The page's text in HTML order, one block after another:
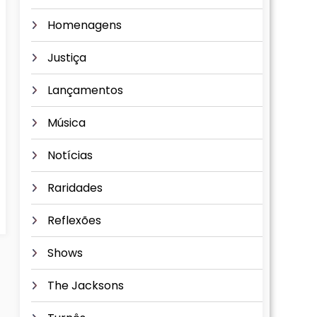
Homenagens
Justiça
Lançamentos
Música
Notícias
Raridades
Reflexões
Shows
The Jacksons